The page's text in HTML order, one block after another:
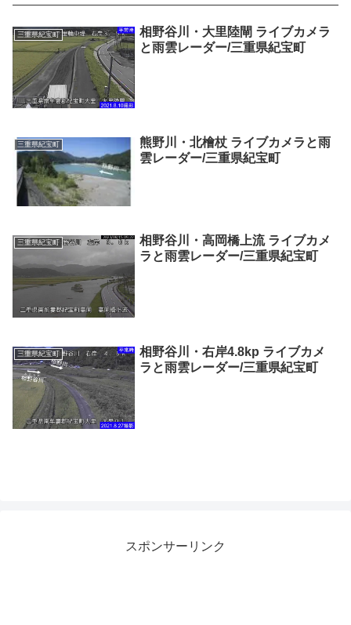
三重県紀宝町
相野谷川・大里陸閘 ライブカメラ
と雨雲レーダー/三重県紀宝町
三重県紀宝町
熊野川・北檜杖 ライブカメラと雨
雲レーダー/三重県紀宝町
三重県紀宝町
相野谷川・高岡橋上流 ライブカメ
ラと雨雲レーダー/三重県紀宝町
三重県紀宝町
相野谷川・右岸4.8kp ライブカメ
ラと雨雲レーダー/三重県紀宝町
スポンサーリンク